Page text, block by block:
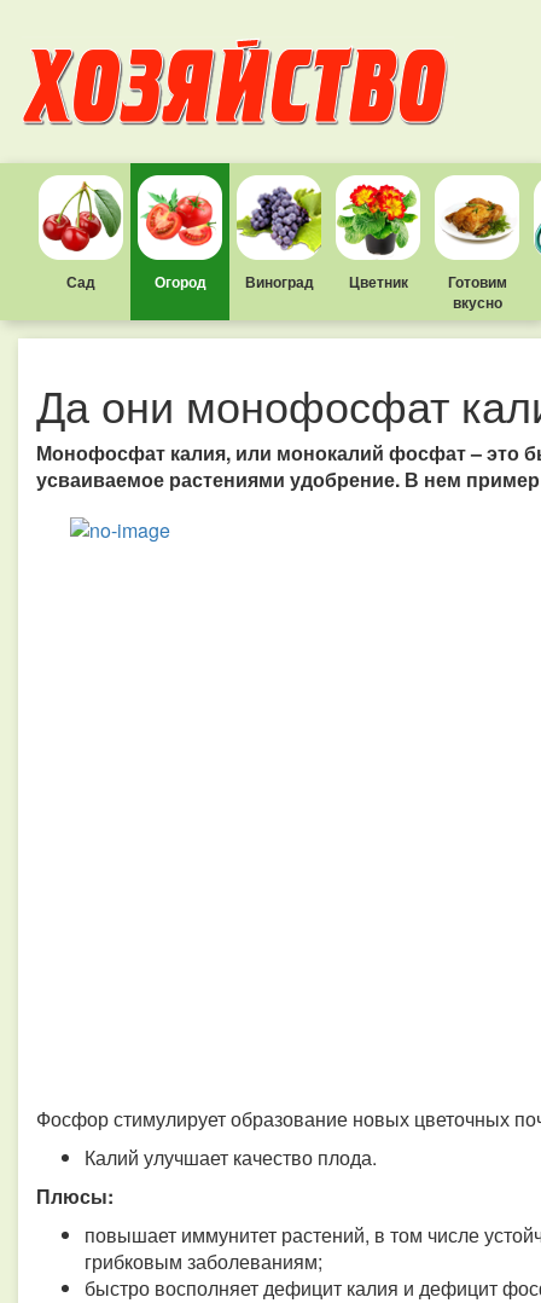
Сад Огород Виноград Цветник
Готовим
вкусно
Да они монофосфат
Монофосфат калия, или монокалий фосфат – это
усваиваемое растениями удобрение. В нем
Фосфор стимулирует образование новых цветочных
Калий улучшает качество плода.
Плюсы:
повышает иммунитет растений, в том числе
грибковым заболеваниям;
быстро восполняет дефицит калия и дефицит